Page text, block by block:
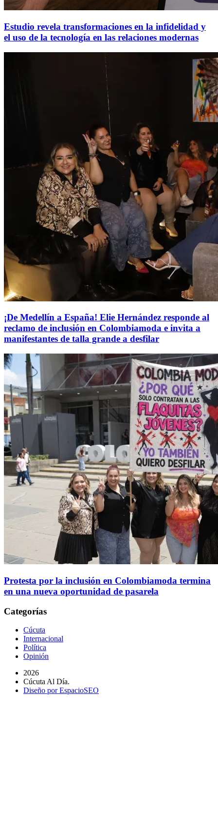
Estudio revela transformaciones en la infidelidad y
el uso de la tecnología en las relaciones modernas
¡De Medellín a España! Elie Hernández responde al
reclamo de inclusión en Colombiamoda e invita a
manifestantes de talla grande a desfilar
Protesta por la inclusión en Colombiamoda termina
en una nueva oportunidad de pasarela
Categorías
Cúcuta
Internacional
Política
Opinión
2026
Cúcuta Al Día.
Diseño por EspacioSEO